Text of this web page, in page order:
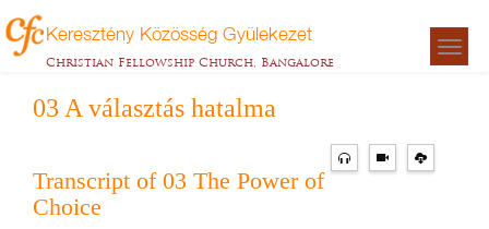
Keresztény Közösség Gyülekezet
Christian Fellowship Church, Bangalore
03 A választás hatalma
Transcript of 03 The Power of
Choice